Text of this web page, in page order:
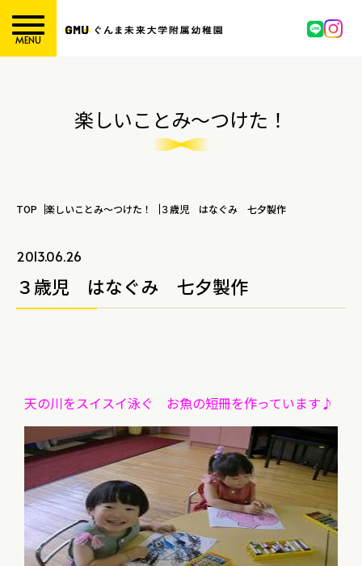
MENU
楽しいことみ～つけた！
TOP 楽しいことみ～つけた！ ３歳児 はなぐみ 七夕製作
2013.06.26
３歳児 はなぐみ 七夕製作
天の川をスイスイ泳ぐ お魚の短冊を作っています♪